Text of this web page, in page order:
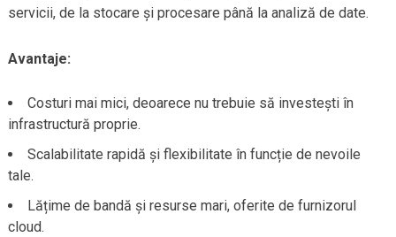
servicii, de la stocare și procesare până la analiză de date.
Avantaje:
Costuri mai mici, deoarece nu trebuie să investești în
infrastructură proprie.
Scalabilitate rapidă și flexibilitate în funcție de nevoile
tale.
Lățime de bandă și resurse mari, oferite de furnizorul
cloud.